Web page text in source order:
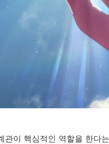
이 핵심적인 역할을 한다